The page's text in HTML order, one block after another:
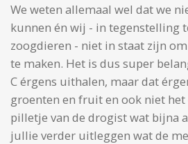
We weten allemaal wel dat we
kunnen én wij - in tegenstelling
zoogdieren - niet in staat zijn
te maken. Het is dus super
C érgens uithalen, maar dat
groenten en fruit en ook niet het
pilletje van de drogist wat bijna
jullie verder uitleggen watde